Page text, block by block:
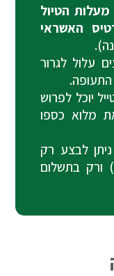
תשלום המקדמה בסך 10% מעלות הטיול
האשראי
עלול לגרור
התעופה.
יוכל לפרוש
מלוא כספו
לבצע רק
ורק בתשלום